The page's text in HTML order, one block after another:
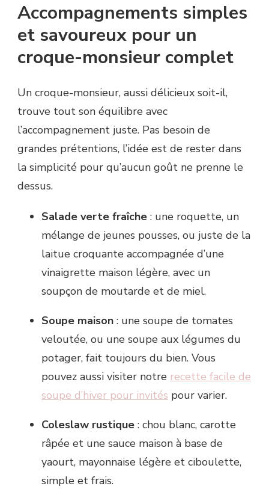
Accompagnements simples
et savoureux pour un
croque-monsieur complet
Un croque-monsieur, aussi délicieux soit-il,
trouve tout son équilibre avec
l’accompagnement juste. Pas besoin de
grandes prétentions, l’idée est de rester dans
la simplicité pour qu’aucun goût ne prenne le
dessus.
Salade verte fraîche : une roquette, un
mélange de jeunes pousses, ou juste de la
laitue croquante accompagnée d’une
vinaigrette maison légère, avec un
soupçon de moutarde et de miel.
Soupe maison : une soupe de tomates
veloutée, ou une soupe aux légumes du
potager, fait toujours du bien. Vous
pouvez aussi visiter notre recette facile de
soupe d’hiver pour invités pour varier.
Coleslaw rustique : chou blanc, carotte
râpée et une sauce maison à base de
yaourt, mayonnaise légère et ciboulette,
simple et frais.